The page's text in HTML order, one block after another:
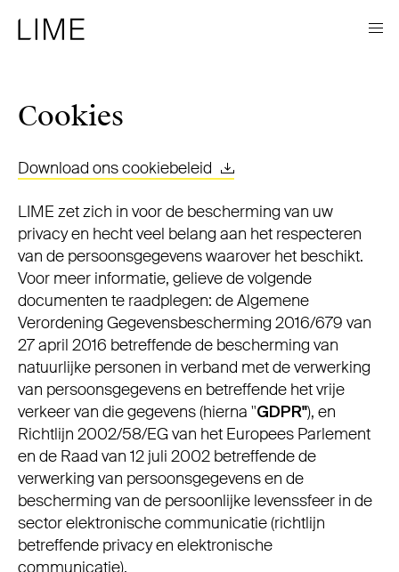
Cookies
Download ons cookiebeleid
LIME zet zich in voor de bescherming van uw
privacy en hecht veel belang aan het respecteren
van de persoonsgegevens waarover het beschikt.
Voor meer informatie, gelieve de volgende
documenten te raadplegen: de Algemene
Verordening Gegevensbescherming 2016/679 van
27 april 2016 betreffende de bescherming van
natuurlijke personen in verband met de verwerking
van persoonsgegevens en betreffende het vrije
verkeer van die gegevens (hierna "GDPR"), en
Richtlijn 2002/58/EG van het Europees Parlement
en de Raad van 12 juli 2002 betreffende de
verwerking van persoonsgegevens en de
bescherming van de persoonlijke levenssfeer in de
sector elektronische communicatie (richtlijn
betreffende privacy en elektronische
communicatie).